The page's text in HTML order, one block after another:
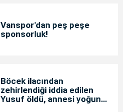
Vanspor'dan peş peşe
sponsorluk!
Böcek ilacından
zehirlendiği iddia edilen
Yusuf öldü, annesi yoğun